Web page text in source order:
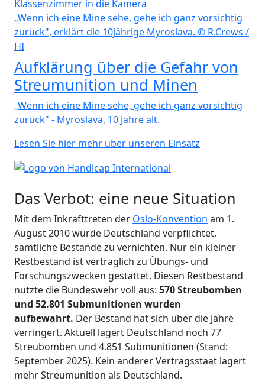
„Wenn ich eine Mine sehe, gehe ich ganz vorsichtig
zurück", erklärt die 10jährige Myroslava. © R.Crews /
HI
Aufklärung über die Gefahr von
Streumunition und Minen
„Wenn ich eine Mine sehe, gehe ich ganz vorsichtig
zurück" - Myroslava, 10 Jahre alt.
Lesen Sie hier mehr über unseren Einsatz
Das Verbot: eine neue Situation
Mit dem Inkrafttreten der Oslo-Konvention am 1.
August 2010 wurde Deutschland verpflichtet,
sämtliche Bestände zu vernichten. Nur ein kleiner
Restbestand ist vertraglich zu Übungs- und
Forschungszwecken gestattet. Diesen Restbestand
nutzte die Bundeswehr voll aus: 570 Streubomben
und 52.801 Submunitionen wurden
aufbewahrt. Der Bestand hat sich über die Jahre
verringert. Aktuell lagert Deutschland noch 77
Streubomben und 4.851 Submunitionen (Stand:
September 2025). Kein anderer Vertragsstaat lagert
mehr Streumunition als Deutschland.